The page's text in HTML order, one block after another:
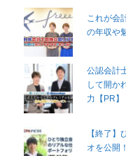
これが会
の年収や
公認会計
して開か
力【PR】
【終了
オを公開